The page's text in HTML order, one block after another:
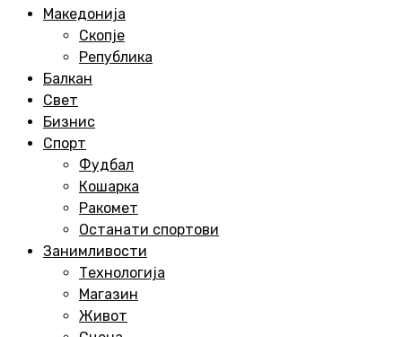
Македонија
Скопје
Република
Балкан
Свет
Бизнис
Спорт
Фудбал
Кошарка
Ракомет
Останати спортови
Занимливости
Технологија
Магазин
Живот